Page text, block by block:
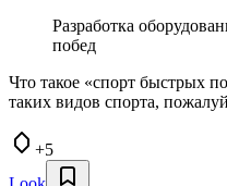
Разработка
побед
Что такое «спорт быстрых
таких видов спорта,
+5